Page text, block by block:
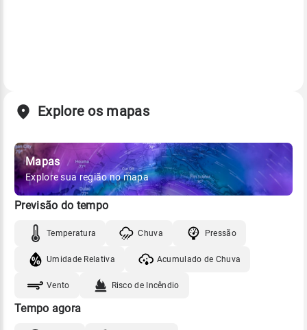
Explore os mapas
Mapas
Explore sua região no mapa
Previsão do tempo
Temperatura Chuva Pressão
Umidade Relativa Acumulado de Chuva
Vento Risco de Incêndio
Tempo agora